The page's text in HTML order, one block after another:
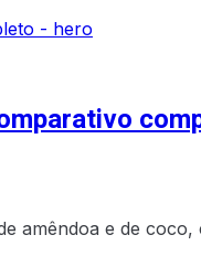
amêndoa e de